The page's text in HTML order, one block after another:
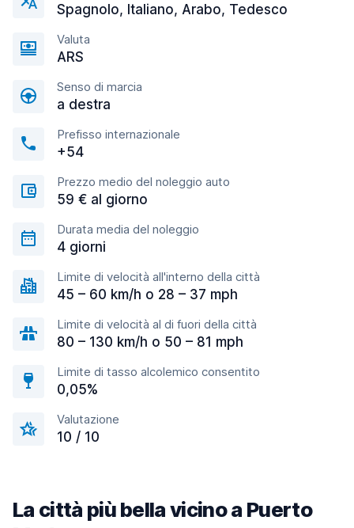
Spagnolo, Italiano, Arabo, Tedesco
Valuta
ARS
Senso di marcia
a destra
Prefisso internazionale
+54
Prezzo medio del noleggio auto
59 € al giorno
Durata media del noleggio
4 giorni
Limite di velocità all'interno della città
45 – 60 km/h o 28 – 37 mph
Limite di velocità al di fuori della città
80 – 130 km/h o 50 – 81 mph
Limite di tasso alcolemico consentito
0,05%
Valutazione
10 / 10
La città più bella vicino a Puerto